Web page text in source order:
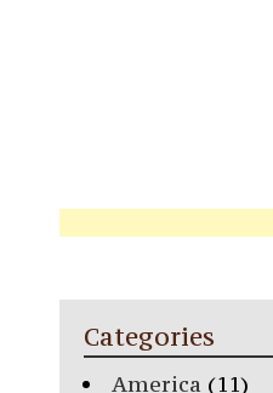
Categories
America (11)